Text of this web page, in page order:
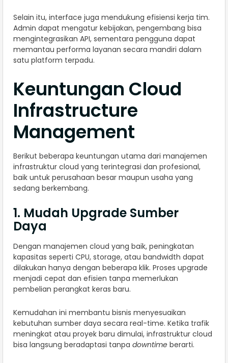
Selain itu, interface juga mendukung efisiensi kerja tim.
Admin dapat mengatur kebijakan, pengembang bisa
mengintegrasikan API, sementara pengguna dapat
memantau performa layanan secara mandiri dalam
satu platform terpadu.
Keuntungan Cloud
Infrastructure
Management
Berikut beberapa keuntungan utama dari manajemen
infrastruktur cloud yang terintegrasi dan profesional,
baik untuk perusahaan besar maupun usaha yang
sedang berkembang.
1. Mudah Upgrade Sumber
Daya
Dengan manajemen cloud yang baik, peningkatan
kapasitas seperti CPU, storage, atau bandwidth dapat
dilakukan hanya dengan beberapa klik. Proses upgrade
menjadi cepat dan efisien tanpa memerlukan
pembelian perangkat keras baru.
Kemudahan ini membantu bisnis menyesuaikan
kebutuhan sumber daya secara real-time. Ketika trafik
meningkat atau proyek baru dimulai, infrastruktur cloud
bisa langsung beradaptasi tanpa downtime berarti.